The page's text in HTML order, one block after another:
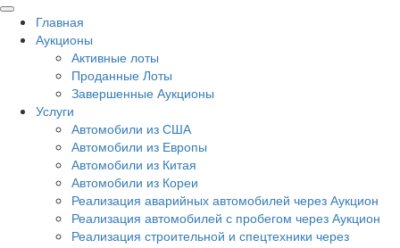
Главная
Аукционы
Активные лоты
Проданные Лоты
Завершенные Аукционы
Услуги
Автомобили из США
Автомобили из Европы
Автомобили из Китая
Автомобили из Кореи
Реализация аварийных автомобилей через Аукцион
Реализация автомобилей с пробегом через Аукцион
Реализация строительной и спецтехники через